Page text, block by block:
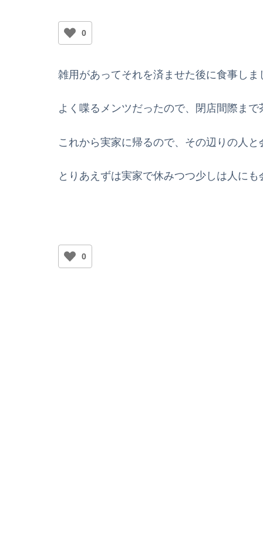
0
雑用があってそれを済ませた後に食事しま
よく喋るメンツだったので、閉店間際ま
これから実家に帰るので、その辺りの人
とりあえずは実家で休みつつ少しは人に
0